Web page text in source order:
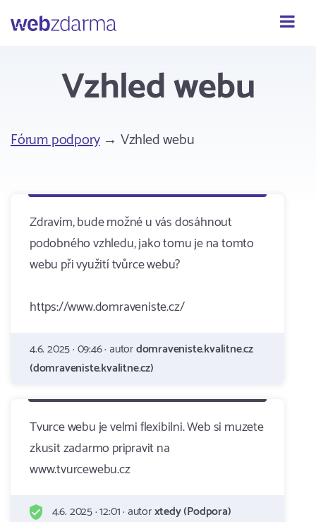
Webzdarma
Vzhled webu
Fórum podpory→ Vzhled webu
Zdravím, bude možné u vás dosáhnout
podobného vzhledu, jako tomu je na tomto
webu při využití tvůrce webu?
https://www.domraveniste.cz/
4.6. 2025 · 09:46 · autordomraveniste.kvalitne.cz
(domraveniste.kvalitne.cz)
Tvurce webu je velmi flexibilni. Web si muzete
zkusit zadarmo pripravit na
www.tvurcewebu.cz
4.6. 2025 · 12:01 · autorxtedy (Podpora)